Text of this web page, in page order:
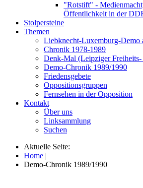
"Rotstift" -
Öffentlichkeit in der
Stolpersteine
Themen
Liebknecht-Luxemburg-Demo
Chronik 1978-1989
Denk-Mal (Leipziger
Demo-Chronik 1989/1990
Friedensgebete
Oppositionsgruppen
Fernsehen in der Opposition
Kontakt
Über uns
Linksammlung
Suchen
Aktuelle Seite:
Home |
Demo-Chronik 1989/1990